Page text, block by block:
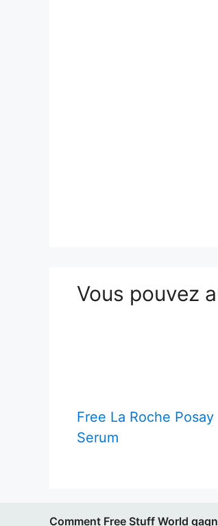
Vous pouvez
Free La Roche Posay
Serum
Comment Free Stuff World